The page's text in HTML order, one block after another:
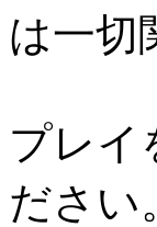
は一切
プレイ
ださい